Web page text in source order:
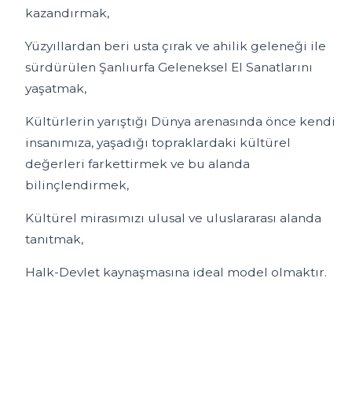
kazandırmak,
Yüzyıllardan beri usta çırak ve ahilik geleneği ile
sürdürülen Şanlıurfa Geleneksel El Sanatlarını
yaşatmak,
Kültürlerin yarıştığı Dünya arenasında önce kendi
insanımıza, yaşadığı topraklardaki kültürel
değerleri farkettirmek ve bu alanda
bilinçlendirmek,
Kültürel mirasımızı ulusal ve uluslararası alanda
tanıtmak,
Halk-Devlet kaynaşmasına ideal model olmaktır.